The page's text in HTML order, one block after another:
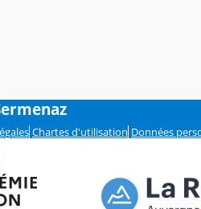
Chartes d'utilisation Données